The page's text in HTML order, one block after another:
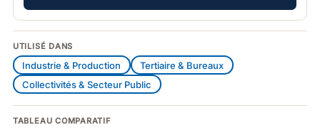
UTILISÉ DANS
Industrie & Production
Tertiaire & Bureaux
Collectivités & Secteur Public
TABLEAU COMPARATIF